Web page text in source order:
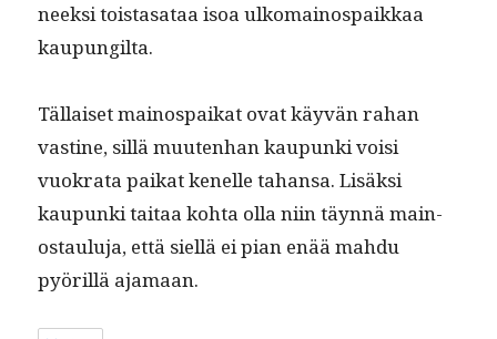
neek­si tois­tasa­taa isoa ulko­main­o­spaikkaa
kaupungilta.
Täl­laiset main­o­spaikat ovat käyvän rahan
vas­tine, sil­lä muuten­han kaupun­ki voisi
vuokra­ta paikat kenelle tahansa. Lisäk­si
kaupun­ki taitaa koh­ta olla niin täyn­nä main­
os­taulu­ja, että siel­lä ei pian enää mah­du
pyöril­lä ajamaan.